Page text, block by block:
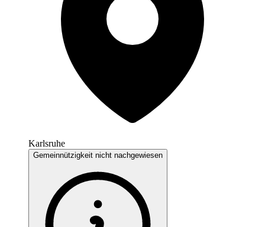
Karlsruhe
Gemeinnützigkeit nicht nachgewiesen